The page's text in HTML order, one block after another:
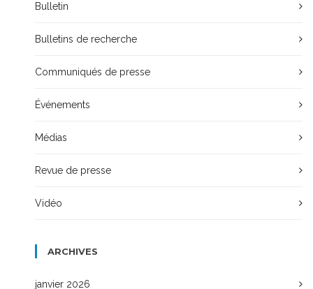
Bulletin
Bulletins de recherche
Communiqués de presse
Événements
Médias
Revue de presse
Vidéo
ARCHIVES
janvier 2026